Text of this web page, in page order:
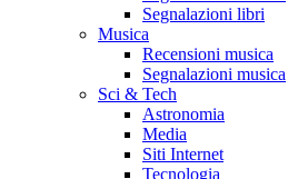
Segnalazioni libri
Musica
Recensioni musica
Segnalazioni musica
Sci & Tech
Astronomia
Media
Siti Internet
Tecnologia